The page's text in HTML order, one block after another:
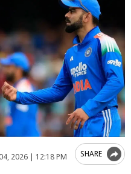
2026 | 12:18 PM SHARE